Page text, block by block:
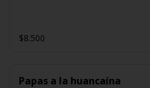
$8.500
Papas a la huancaína